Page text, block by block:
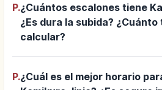
P.¿Cuántos escalones tiene
¿Es dura la subida?
calcular?
P.¿Cuál es el mejor horario